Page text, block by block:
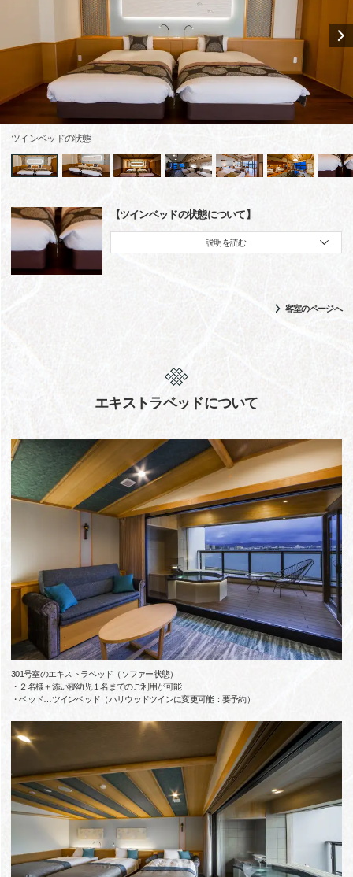
ツインベッドの状態
【ツインベッドの状態について】
説明を読む
客室のページへ
エキストラベッドについて
301号室のエキストラベッド（ソファー状態）
・２名様＋添い寝幼児１名までのご利用が可能
・ベッド…ツインベッド（ハリウッドツインに変更可能：要予約）